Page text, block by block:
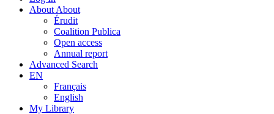
About About
Érudit
Coalition Publica
Open access
Annual report
Advanced Search
EN
Français
English
My Library